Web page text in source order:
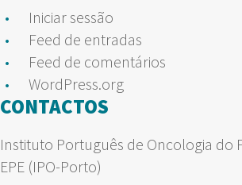
Iniciar sessão
Feed de entradas
Feed de comentários
WordPress.org
CONTACTOS
Instituto Português de Oncologia do
EPE (IPO-Porto)